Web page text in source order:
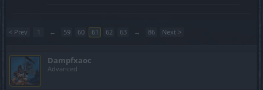
< Prev 1 ← 59 60 61 62 63 → 86 Next >
Dampfxaoc
Advanced